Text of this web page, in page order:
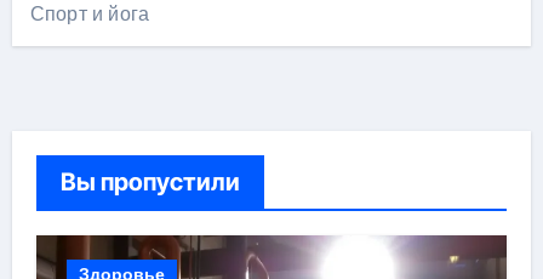
Спорт и йога
Вы пропустили
Здоровье